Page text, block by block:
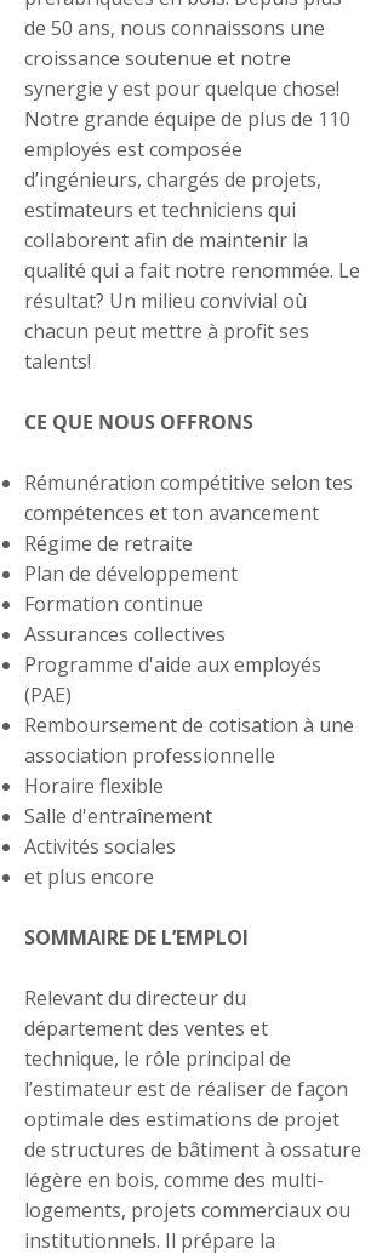
de 50 ans, nous connaissons une
croissance soutenue et notre
synergie y est pour quelque chose!
Notre grande équipe de plus de 110
employés est composée
d’ingénieurs, chargés de projets,
estimateurs et techniciens qui
collaborent afin de maintenir la
qualité qui a fait notre renommée. Le
résultat? Un milieu convivial où
chacun peut mettre à profit ses
talents!
CE QUE NOUS OFFRONS
Rémunération compétitive selon tes
compétences et ton avancement
Régime de retraite
Plan de développement
Formation continue
Assurances collectives
Programme d'aide aux employés
(PAE)
Remboursement de cotisation à une
association professionnelle
Horaire flexible
Salle d'entraînement
Activités sociales
et plus encore
SOMMAIRE DE L’EMPLOI
Relevant du directeur du
département des ventes et
technique, le rôle principal de
l’estimateur est de réaliser de façon
optimale des estimations de projet
de structures de bâtiment à ossature
légère en bois, comme des multi-
logements, projets commerciaux ou
institutionnels. Il prépare la